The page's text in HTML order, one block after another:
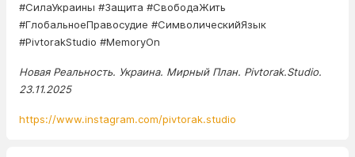
#СилаУкраины #Защита #СвободаЖить
#ГлобальноеПравосудие #СимволическийЯзык
#PivtorakStudio #MemoryOn
Новая Реальность. Украина. Мирный План. Pivtorak.Studio.
23.11.2025
https://www.instagram.com/pivtorak.studio